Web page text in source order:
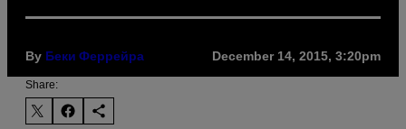
By Беки Феррейра December 14, 2015, 3:20pm
Share: